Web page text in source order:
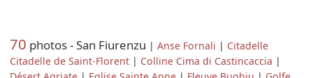
70 photos - San Fiurenzu |Anse Fornali | Citadelle
Citadelle de Saint-Florent | Colline Cima di Castincaccia |